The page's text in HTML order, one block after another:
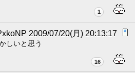
1
2009/07/20(月) 20:13:17
しいと思う
16